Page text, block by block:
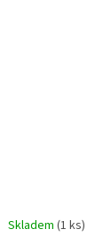
Skladem (1 ks)